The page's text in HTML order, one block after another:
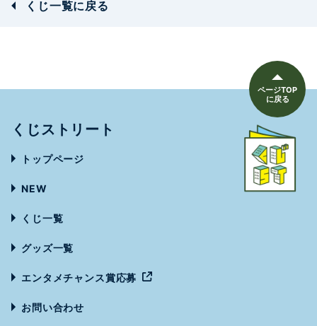
くじ一覧に戻る
くじストリート
トップページ
NEW
くじ一覧
グッズ一覧
エンタメチャンス賞応募
お問い合わせ
ページTOP
に戻る